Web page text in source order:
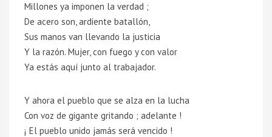
Millones ya imponen la verdad ;
De acero son, ardiente batallón,
Sus manos van llevando la justicia
Y la razón. Mujer, con fuego y con valor
Ya estás aquí junto al trabajador.
Y ahora el pueblo que se alza en la lucha
Con voz de gigante gritando ; adelante !
¡ El pueblo unido jamás será vencido !